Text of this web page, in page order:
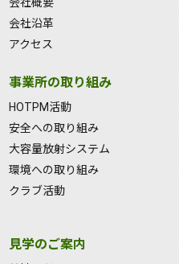
会社沿革
アクセス
事業所の取り組み
HOTPM活動
安全への取り組み
大容量放射システム
環境への取り組み
クラブ活動
見学のご案内